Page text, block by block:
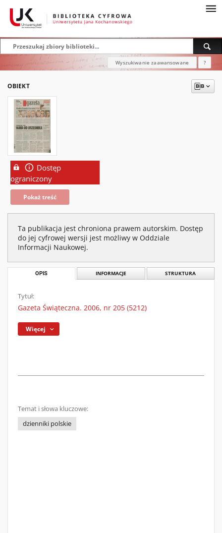
Wyszukiwanie zaawansowane ?
OBIEKT
Dostęp
ograniczony
Pokaż treść
Ta publikacja jest chroniona prawem autorskim. Dostęp
do jej cyfrowej wersji jest możliwy w Oddziale
Informacji Naukowej.
OPIS INFORMACJE STRUKTURA
Tytuł:
Gazeta Świąteczna. 2006, nr 205 (5212)
Więcej
Temat i słowa kluczowe:
dzienniki polskie